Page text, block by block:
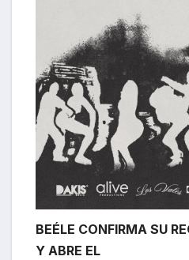
BEÉLE CONFIRMA SU
Y ABRE EL